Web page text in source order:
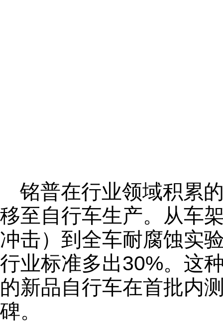
铭普在行业领域积累
移至自行车生产。从车
冲击）到全车耐腐蚀实
行业标准多出30%。这
的新品自行车在首批内
碑。